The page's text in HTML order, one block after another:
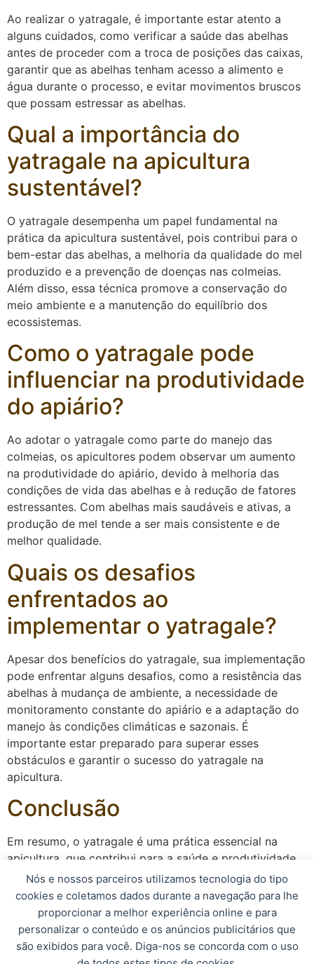
Nós e nossos parceiros utilizamos tecnologia do tipo
cookies e coletamos dados durante a navegação para lhe
proporcionar a melhor experiência online e para
personalizar o conteúdo e os anúncios publicitários que
são exibidos para você. Diga-nos se concorda com o uso
Ao realizar o yatragale, é importante estar atento a
alguns cuidados, como verificar a saúde das abelhas
antes de proceder com a troca de posições das caixas,
garantir que as abelhas tenham acesso a alimento e
água durante o processo, e evitar movimentos bruscos
que possam estressar as abelhas.
Qual a importância do
yatragale na apicultura
sustentável?
O yatragale desempenha um papel fundamental na
prática da apicultura sustentável, pois contribui para o
bem-estar das abelhas, a melhoria da qualidade do mel
produzido e a prevenção de doenças nas colmeias.
Além disso, essa técnica promove a conservação do
meio ambiente e a manutenção do equilíbrio dos
ecossistemas.
Como o yatragale pode
influenciar na produtividade
do apiário?
Ao adotar o yatragale como parte do manejo das
colmeias, os apicultores podem observar um aumento
na produtividade do apiário, devido à melhoria das
condições de vida das abelhas e à redução de fatores
estressantes. Com abelhas mais saudáveis e ativas, a
produção de mel tende a ser mais consistente e de
melhor qualidade.
Quais os desafios
enfrentados ao
implementar o yatragale?
Apesar dos benefícios do yatragale, sua implementação
pode enfrentar alguns desafios, como a resistência das
abelhas à mudança de ambiente, a necessidade de
monitoramento constante do apiário e a adaptação do
manejo às condições climáticas e sazonais. É
importante estar preparado para superar esses
obstáculos e garantir o sucesso do yatragale na
apicultura.
Conclusão
Em resumo, o yatragale é uma prática essencial na
apicultura, que contribui para a saúde e produtividade
das abelhas, a sustentabilidade do apiário e a qualidade
dos produtos apícolas. Ao adotar essa técnica de
manejo de colmeias, os apicultores podem colher os
frutos de um trabalho bem planejado e cuidadoso,
promovendo o desenvolvimento sustentável da
atividade apícola.